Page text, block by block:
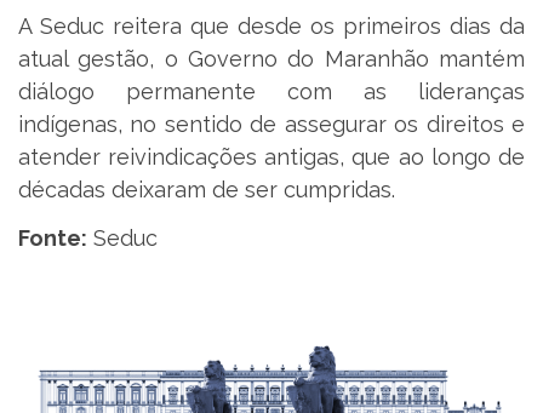
A Seduc reitera que desde os primeiros dias da
atual gestão, o Governo do Maranhão mantém
diálogo permanente com as lideranças
indígenas, no sentido de assegurar os direitos e
atender reivindicações antigas, que ao longo de
décadas deixaram de ser cumpridas.
Fonte: Seduc